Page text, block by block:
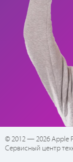
© 2012 — 2026 Apple
Сервисный центр